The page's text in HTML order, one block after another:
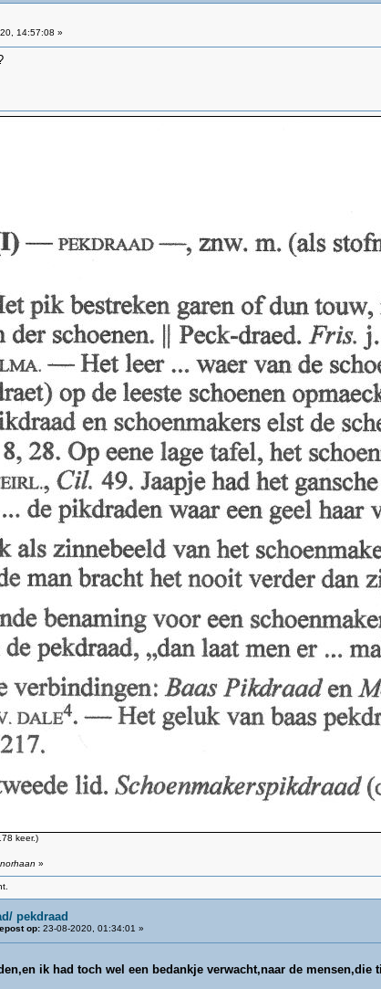
14:57:08 »
keer.)
»
pekdraad
op: 23-08-2020, 01:34:01 »
ik had toch wel een bedankje verwacht,naar de